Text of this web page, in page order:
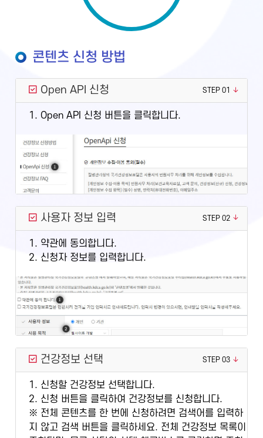
콘텐츠 신청 방법
Open API 신청 STEP 01
1. Open API 신청 버튼을 클릭합니다.
사용자 정보 입력 STEP 02
1. 약관에 동의합니다.
2. 신청자 정보를 입력합니다.
건강정보 선택 STEP 03
1. 신청할 건강정보 선택합니다.
2. 신청 버튼을 클릭하여 건강정보를 신청합니다.
※ 전체 콘텐츠를 한 번에 신청하려면 검색어를 입력하
지 않고 검색 버튼을 클릭하세요. 전체 건강정보 목록이